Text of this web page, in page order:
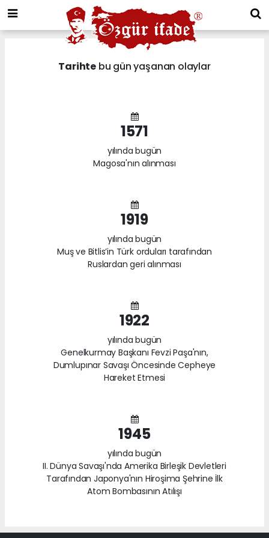
Tarihte bu gün yaşanan olaylar
1571
yılında bugün
Magosa'nın alınması
1919
yılında bugün
Muş ve Bitlis’in Türk orduları tarafından
Ruslardan geri alınması
1922
yılında bugün
Genelkurmay Başkanı Fevzi Paşa'nın,
Dumlupınar Savaşı Öncesinde Cepheye
Hareket Etmesi
1945
yılında bugün
II. Dünya Savaşı'nda Amerika Birleşik Devletleri
Tarafından Japonya'nın Hiroşima Şehrine İlk
Atom Bombasının Atılışı